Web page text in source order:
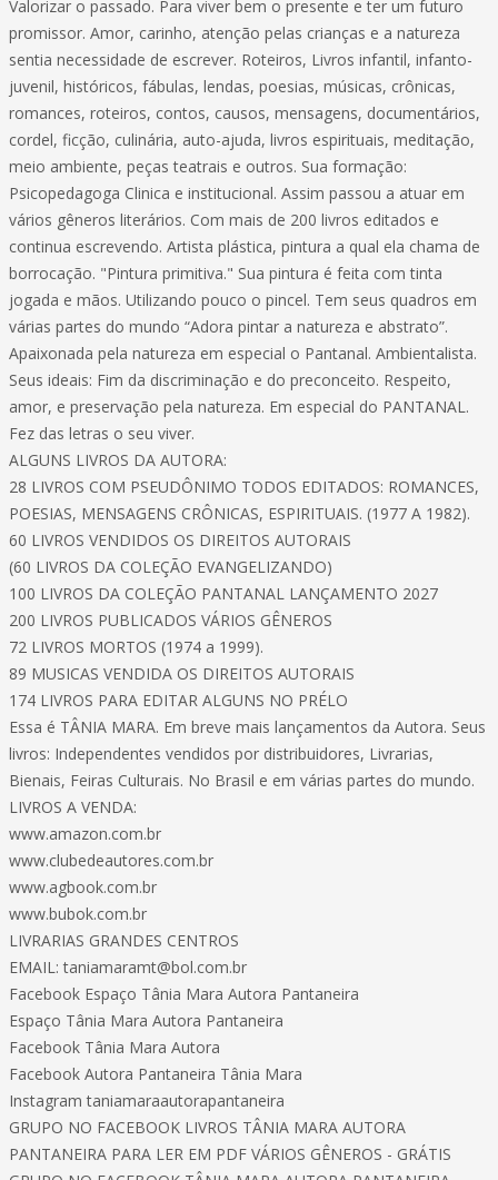
Valorizar o passado. Para viver bem o presente e ter um futuro
promissor. Amor, carinho, atenção pelas crianças e a natureza
sentia necessidade de escrever. Roteiros, Livros infantil, infanto-
juvenil, históricos, fábulas, lendas, poesias, músicas, crônicas,
romances, roteiros, contos, causos, mensagens, documentários,
cordel, ficção, culinária, auto-ajuda, livros espirituais, meditação,
meio ambiente, peças teatrais e outros. Sua formação:
Psicopedagoga Clinica e institucional. Assim passou a atuar em
vários gêneros literários. Com mais de 200 livros editados e
continua escrevendo. Artista plástica, pintura a qual ela chama de
borrocação. "Pintura primitiva." Sua pintura é feita com tinta
jogada e mãos. Utilizando pouco o pincel. Tem seus quadros em
várias partes do mundo “Adora pintar a natureza e abstrato”.
Apaixonada pela natureza em especial o Pantanal. Ambientalista.
Seus ideais: Fim da discriminação e do preconceito. Respeito,
amor, e preservação pela natureza. Em especial do PANTANAL.
Fez das letras o seu viver.
ALGUNS LIVROS DA AUTORA:
28 LIVROS COM PSEUDÔNIMO TODOS EDITADOS: ROMANCES,
POESIAS, MENSAGENS CRÔNICAS, ESPIRITUAIS. (1977 A 1982).
60 LIVROS VENDIDOS OS DIREITOS AUTORAIS
(60 LIVROS DA COLEÇÃO EVANGELIZANDO)
100 LIVROS DA COLEÇÃO PANTANAL LANÇAMENTO 2027
200 LIVROS PUBLICADOS VÁRIOS GÊNEROS
72 LIVROS MORTOS (1974 a 1999).
89 MUSICAS VENDIDA OS DIREITOS AUTORAIS
174 LIVROS PARA EDITAR ALGUNS NO PRÉLO
Essa é TÂNIA MARA. Em breve mais lançamentos da Autora. Seus
livros: Independentes vendidos por distribuidores, Livrarias,
Bienais, Feiras Culturais. No Brasil e em várias partes do mundo.
LIVROS A VENDA:
www.amazon.com.br
www.clubedeautores.com.br
www.agbook.com.br
www.bubok.com.br
LIVRARIAS GRANDES CENTROS
EMAIL:taniamaramt@bol.com.br
Facebook Espaço Tânia Mara Autora Pantaneira
Espaço Tânia Mara Autora Pantaneira
Facebook Tânia Mara Autora
Facebook Autora Pantaneira Tânia Mara
Instagram taniamaraautorapantaneira
GRUPO NO FACEBOOK LIVROS TÂNIA MARA AUTORA
PANTANEIRA PARA LER EM PDF VÁRIOS GÊNEROS - GRÁTIS